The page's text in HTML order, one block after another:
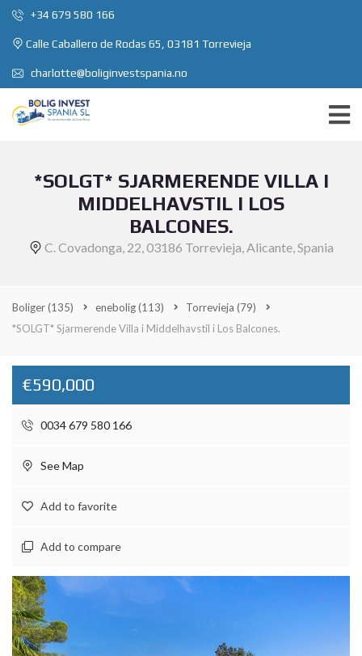
+34 679 580 166
Calle Caballero de Rodas 65, 03181 Torrevieja
charlotte@boliginvestspania.no
*SOLGT* SJARMERENDE VILLA I
MIDDELHAVSTIL I LOS
BALCONES.
C. Covadonga, 22, 03186 Torrevieja, Alicante, Spania
Boliger(135) enebolig(113) Torrevieja (79)
*SOLGT* Sjarmerende Villa i Middelhavstil i Los Balcones.
€590,000
0034 679 580 166
See Map
Add to favorite
Add to compare